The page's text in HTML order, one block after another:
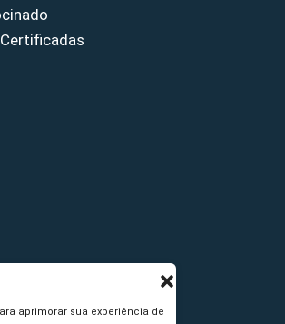
aprimorar sua experiência de